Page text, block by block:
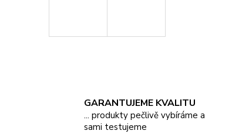
GARANTUJEME KVALITU
... produkty pečlivě vybíráme a
sami testujeme